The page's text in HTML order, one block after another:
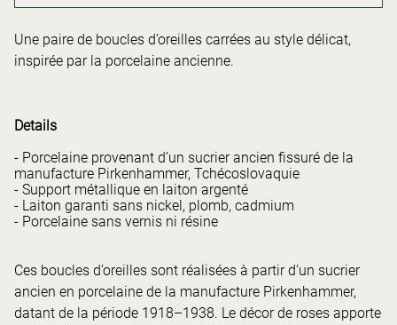
Une paire de boucles d’oreilles carrées au style délicat,
inspirée par la porcelaine ancienne.
Details
- Porcelaine provenant d’un sucrier ancien fissuré de la
manufacture Pirkenhammer, Tchécoslovaquie
- Support métallique en laiton argenté
- Laiton garanti sans nickel, plomb, cadmium
- Porcelaine sans vernis ni résine
Ces boucles d’oreilles sont réalisées à partir d’un sucrier
ancien en porcelaine de la manufacture Pirkenhammer,
datant de la période 1918–1938. Le décor de roses apporte